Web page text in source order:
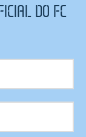
DO FC